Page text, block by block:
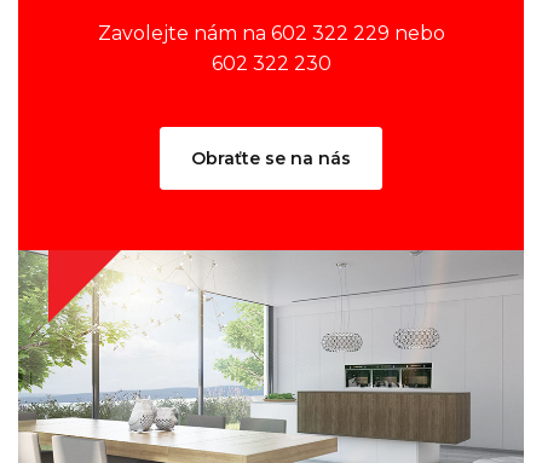
Zavolejte nám na 602 322 229 nebo
602 322 230
Obraťte se na nás